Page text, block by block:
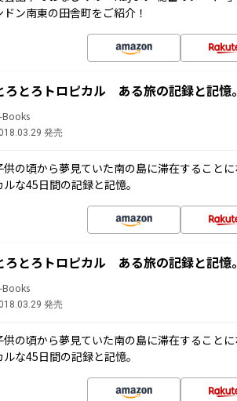
ドン南東の田舎町をご紹介！
ろとろトロピカル ある旅の記録と記
Books
発売
供の頃から夢見ていた南の島に滞在すること
ルな45日間の記録と記憶。
ろとろトロピカル ある旅の記録と記
Books
発売
供の頃から夢見ていた南の島に滞在すること
ルな45日間の記録と記憶。